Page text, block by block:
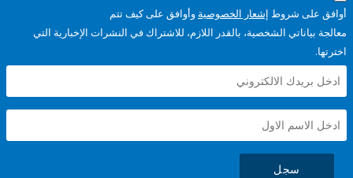
شروطإشعار الخصوصيةوأوافق على كيف تتم
الشخصية، بالقدر اللازم، للاشتراك في النشرات الإخبارية التي